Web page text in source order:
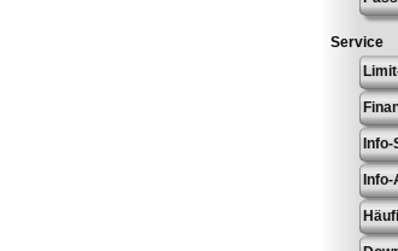
Service
Info-